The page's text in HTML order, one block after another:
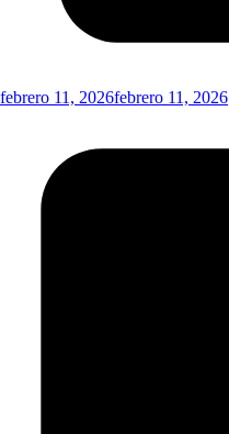
febrero 11, 2026febrero 11, 2026